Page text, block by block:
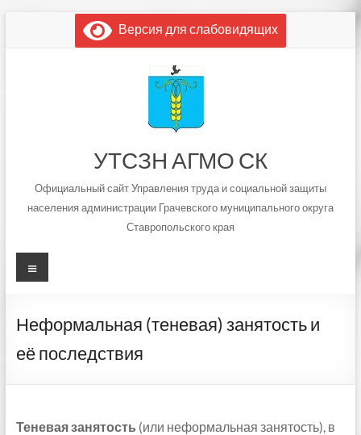
содержимому
Версия для слабовидящих
УТСЗН АГМО СК
Официальный сайт Управления труда и социальной защиты
населения администрации Грачевского муниципального округа
Ставропольского края
Меню
Неформальная (теневая) занятость и
её последствия
Теневая занятость (или неформальная занятость), в